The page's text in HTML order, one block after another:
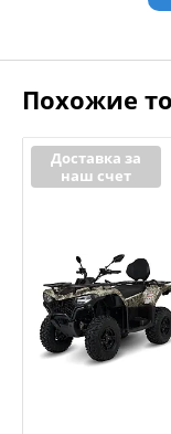
Похожие
Доставка за
наш счет